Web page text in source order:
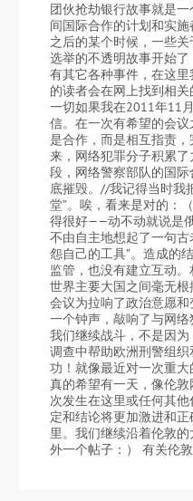
团伙抢劫银行故事就是
间国际合作的计划和实
之后的某个时候，一些
选举的不透明故事开始
有其它各种事件，在这
的读者会在网上找到相
一切如果我在2011年11
信。在一次有希望的会
是合作，而是相互指责
来，网络犯罪分子积累
段，网络警察部队的国
底摧毁。//我记得当时我
堂”。唉，看来是对的：
得很好——动不动就说是
不由自主地想起了一句
怨自己的工具”。造成的
监管，也没有建立互动
世界主要大国之间毫无
会议为拉响了政治意愿
一个钟声，敲响了与网
我们继续战斗，不是因
调查中帮助欧洲刑警组
功！就像最近对一次重
真的希望有一天，像伦
次发生在这里或任何其
定和结论将更加激进和
里。我们继续沿着伦敦
外一个帖子：） 有关伦